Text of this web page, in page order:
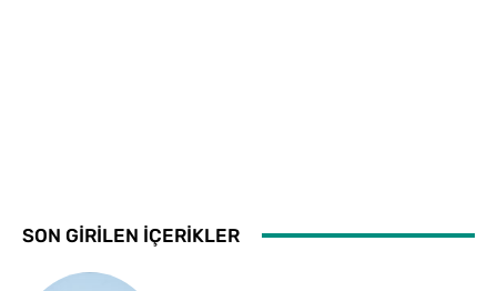
SON GİRİLEN İÇERİKLER